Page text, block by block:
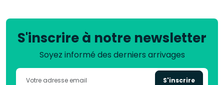
S'inscrire à notre newsletter
Soyez informé des derniers arrivages
S'inscrire